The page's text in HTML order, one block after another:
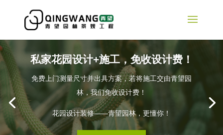
私家花园设计+施工，免收设计费！
免费上门测量尺寸并出具方案，若将施工交由青望园
林，我们免收设计费！
花园设计装修——青望园林，更懂你！